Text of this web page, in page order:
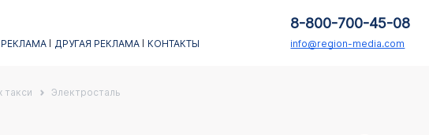
ДРУГАЯ РЕКЛАМА КОНТАКТЫ
8-800-700-45-08
info@region-media.com
такси Электросталь